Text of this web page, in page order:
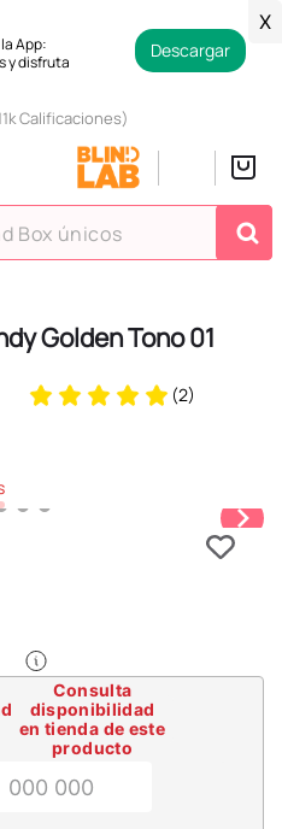
App:
y disfruta
Descargar
X
Calificaciones)
únicos
Golden Tono 01
(2)
Consulta
disponibilidad
en tienda de este
producto